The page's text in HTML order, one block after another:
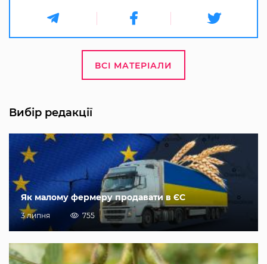
ВСІ МАТЕРІАЛИ
Вибір редакції
Як малому фермеру продавати в ЄС
3 липня 755